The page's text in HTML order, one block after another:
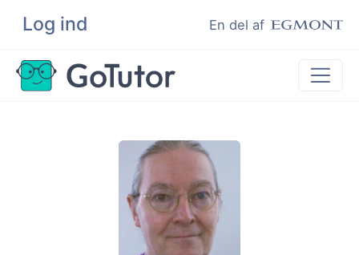
Log ind En del af
Søg
Lektiehjælp
Eksamenshjælp
Hjælp til ordblinde
Kundeudtalelser